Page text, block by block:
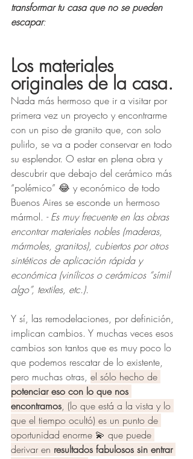
transformar tu casa que no se pueden
escapar:
Los materiales
originales de la casa.
Nada más hermoso que ir a visitar por
primera vez un proyecto y encontrarme
con un piso de granito que, con solo
pulirlo, se va a poder conservar en todo
su esplendor. O estar en plena obra y
descubrir que debajo del cerámico más
“polémico” 😂 y económico de todo
Buenos Aires se esconde un hermoso
mármol. - Es muy frecuente en las obras
encontrar materiales nobles (maderas,
mármoles, granitos), cubiertos por otros
sintéticos de aplicación rápida y
económica (vinílicos o cerámicos “símil
algo”, textiles, etc.).
Y sí, las remodelaciones, por definición,
implican cambios. Y muchas veces esos
cambios son tantos que es muy poco lo
que podemos rescatar de lo existente,
pero muchas otras, el sólo hecho de
potenciar eso con lo que nos
encontramos, (lo que está a la vista y lo
que el tiempo ocultó) es un punto de
oportunidad enorme 💫 que puede
derivar en resultados fabulosos sin entrar